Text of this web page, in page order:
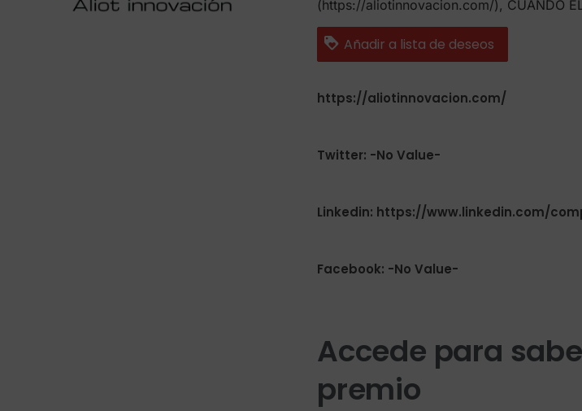
(https://aliotinnovacion.com/), CUANDO
Añadir a lista de deseos
https://aliotinnovacion.com/
Twitter: -No Value-
Linkedin: https://www.linkedin.com/
Facebook: -No Value-
Accede para
premio